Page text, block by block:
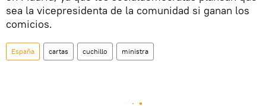
sea la vicepresidenta de la comunidad si ganan los
comicios.
España cartas cuchillo ministra